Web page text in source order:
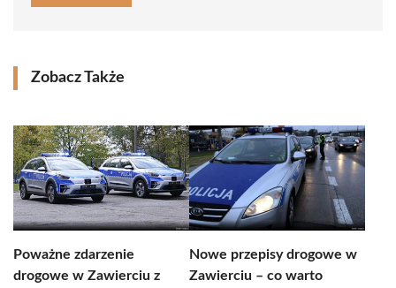
Zobacz Także
Poważne zdarzenie
drogowe w Zawierciu z
Nowe przepisy drogowe w
Zawierciu – co warto